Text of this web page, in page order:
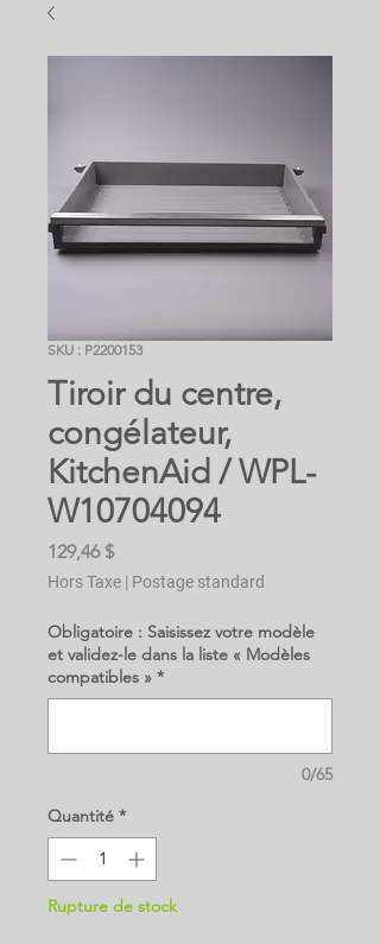
SKU : P2200153
Tiroir du centre,
congélateur,
KitchenAid / WPL-
W10704094
129,46 $Prix
Hors Taxe | Postage standard
Obligatoire : Saisissez votre modèle
et validez-le dans la liste « Modèles
compatibles » *
0/65
Quantité *
Rupture de stock